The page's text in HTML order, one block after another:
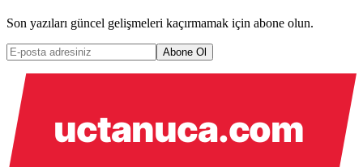
Son yazıları güncel gelişmeleri kaçırmamak için abone olun.
Abone Ol